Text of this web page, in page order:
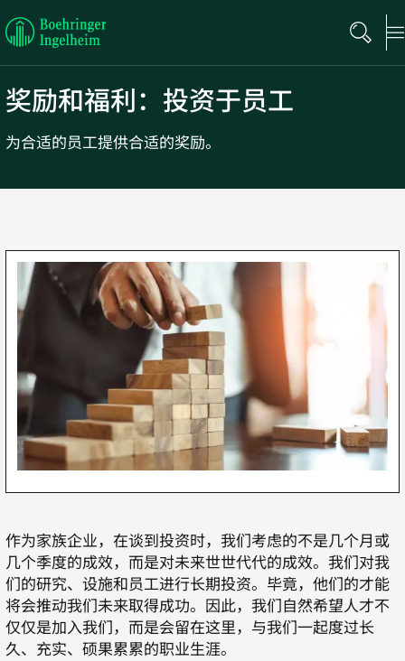
Boehringer
Ingelheim
奖励和福利：投资于员工
为合适的员工提供合适的奖励。
作为家族企业，在谈到投资时，我们考虑的不是几个月或
几个季度的成效，而是对未来世世代代的成效。我们对我
们的研究、设施和员工进行长期投资。毕竟，他们的才能
将会推动我们未来取得成功。因此，我们自然希望人才不
仅仅是加入我们，而是会留在这里，与我们一起度过长
久、充实、硕果累累的职业生涯。